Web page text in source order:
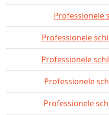
Professionele
Professionele
Professionele
Professionele
Professionele